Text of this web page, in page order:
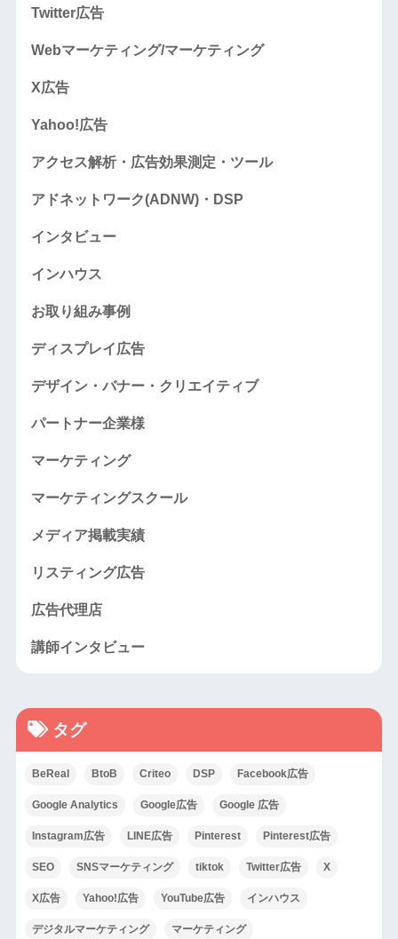
Twitter広告
Webマーケティング/マーケティング
X広告
Yahoo!広告
アクセス解析・広告効果測定・ツール
アドネットワーク(ADNW)・DSP
インタビュー
インハウス
お取り組み事例
ディスプレイ広告
デザイン・バナー・クリエイティブ
パートナー企業様
マーケティング
マーケティングスクール
メディア掲載実績
リスティング広告
広告代理店
講師インタビュー
タグ
BeReal BtoB Criteo DSP Facebook広告
Google Analytics Google広告 Google 広告
Instagram広告 LINE広告 Pinterest Pinterest広告
SEO SNSマーケティング tiktok Twitter広告 X
X広告 Yahoo!広告 YouTube広告 インハウス
デジタルマーケティング マーケティング